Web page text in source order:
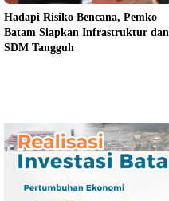
Hadapi Risiko Bencana, Pemko
Batam Siapkan Infrastruktur dan
SDM Tangguh